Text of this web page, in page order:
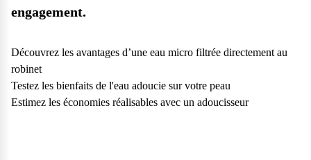
engagement.
Découvrez les avantages d’une eau micro filtrée directement au
robinet
Testez les bienfaits de l'eau adoucie sur votre peau
Estimez les économies réalisables avec un adoucisseur